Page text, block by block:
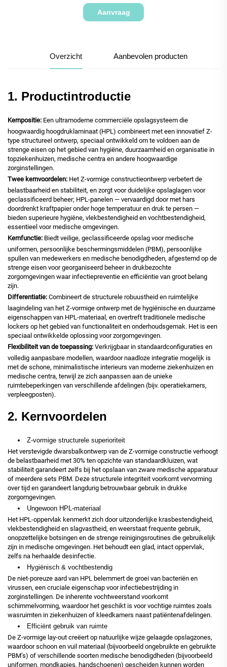
Aanvraag
Overzicht Aanbevolen producten
1. Productintroductie
Kernpositie: Een ultramoderne commerciële opslagsysteem die
hoogwaardig hoogdruklaminaat (HPL) combineert met een innovatief Z-
type structureel ontwerp, speciaal ontwikkeld om te voldoen aan de
strenge eisen op het gebied van hygiëne, duurzaamheid en organisatie in
topziekenhuizen, medische centra en andere hoogwaardige
zorginstellingen.
Twee kernvoordelen: Het Z-vormige constructieontwerp verbetert de
belastbaarheid en stabiliteit, en zorgt voor duidelijke opslaglagen voor
geclassificeerd beheer; HPL-panelen — vervaardigd door met hars
doordrenkt kraftpapier onder hoge temperatuur en druk te persen —
bieden superieure hygiëne, vlekbestendigheid en vochtbestendigheid,
essentieel voor medische omgevingen.
Kernfunctie: Biedt veilige, geclassificeerde opslag voor medische
uniformen, persoonlijke beschermingsmiddelen (PBM), persoonlijke
spullen van medewerkers en medische benodigdheden, afgestemd op de
strenge eisen voor georganiseerd beheer in drukbezochte
zorgomgevingen waar infectiepreventie en efficiëntie van groot belang
zijn.
Differentiatie: Combineert de structurele robuustheid en ruimtelijke
laagindeling van het Z-vormige ontwerp met de hygiënische en duurzame
eigenschappen van HPL-materiaal, en overtreft traditionele medische
lockers op het gebied van functionaliteit en onderhoudsgemak. Het is een
speciaal ontwikkelde oplossing voor zorgomgevingen.
Flexibiliteit van de toepassing: Verkrijgbaar in standaardconfiguraties en
volledig aanpasbare modellen, waardoor naadloze integratie mogelijk is
met de schone, minimalistische interieurs van moderne ziekenhuizen en
medische centra, terwijl ze zich aanpassen aan de unieke
ruimtebeperkingen van verschillende afdelingen (bijv. operatiekamers,
verpleegposten).
2. Kernvoordelen
Z-vormige structurele superioriteit
Het verstevigde dwarsbalkontwerp van de Z-vormige constructie verhoogt
de belastbaarheid met 30% ten opzichte van standaardkluizen, wat
stabiliteit garandeert zelfs bij het opslaan van zware medische apparatuur
of meerdere sets PBM. Deze structurele integriteit voorkomt vervorming
over tijd en garandeert langdurig betrouwbaar gebruik in drukke
zorgomgevingen.
Ungewoon HPL-materiaal
Het HPL-oppervlak kenmerkt zich door uitzonderlijke krasbestendigheid,
vlekbestendigheid en slagvastheid, en weerstaat frequente gebruik,
onopzettelijke botsingen en de strenge reinigingsroutines die gebruikelijk
zijn in medische omgevingen. Het behoudt een glad, intact oppervlak,
zelfs na herhaalde desinfectie.
Hygiënisch & vochtbestendig
De niet-poreuze aard van HPL belemmert de groei van bacteriën en
virussen, een cruciale eigenschap voor infectiebestrijding in
zorginstellingen. De inherente vochtweerstand voorkomt
schimmelvorming, waardoor het geschikt is voor vochtige ruimtes zoals
wasruimten in ziekenhuizen of kleedkamers naast patiëntenafdelingen.
Efficiënt gebruik van ruimte
De Z-vormige lay-out creëert op natuurlijke wijze gelaagde opslagzones,
waardoor schoon en vuil materiaal (bijvoorbeeld ongebruikte en gebruikte
PBM’s) of verschillende soorten medische benodigdheden (bijvoorbeeld
uniformen, mondkapjes, handschoenen) gescheiden kunnen worden